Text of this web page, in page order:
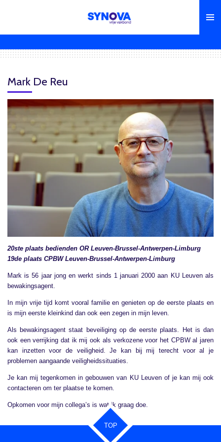
hoofdinhoud
Mark De Reu
20ste plaats bedienden OR Leuven-Brussel-Antwerpen-Limburg
19de plaats CPBW Leuven-Brussel-Antwerpen-Limburg
Mark is 56 jaar jong en werkt sinds 1 januari 2000 aan KU Leuven als
bewakingsagent.
In mijn vrije tijd komt vooral familie en genieten op de eerste plaats en
is mijn eerste kleinkind dan ook een zegen in mijn leven.
Als bewakingsagent staat beveiliging op de eerste plaats. Het is dan
ook een verrijking dat ik mij ook als verkozene voor het CPBW al jaren
kan inzetten voor de veiligheid. Je kan bij mij terecht voor al je
problemen aangaande veiligheidssituaties.
Je kan mij tegenkomen in gebouwen van KU Leuven of je kan mij ook
contacteren om ter plaatse te komen.
Opkomen voor mijn collega’s is wat ik graag doe.
TOP